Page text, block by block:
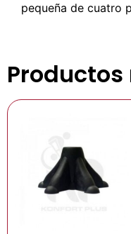
pequeña de cuatro